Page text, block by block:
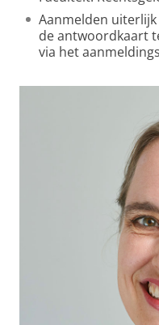
Aanmelden
de antwoordkaart
via het